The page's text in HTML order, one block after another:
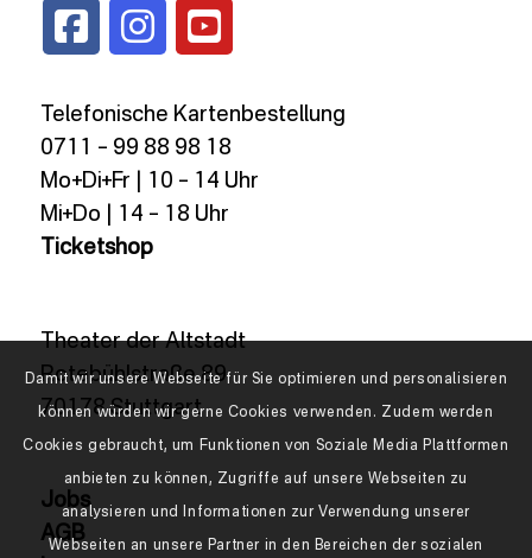
Telefonische Kartenbestellung
0711 – 99 88 98 18
Mo+Di+Fr | 10 – 14 Uhr
Mi+Do | 14 – 18 Uhr
Ticketshop
Theater der Altstadt
Rotebühlstraße 89
70178 Stuttgart
Jobs
AGB
Damit wir unsere Webseite für Sie optimieren und personalisieren
können würden wir gerne Cookies verwenden. Zudem werden
Cookies gebraucht, um Funktionen von Soziale Media Plattformen
anbieten zu können, Zugriffe auf unsere Webseiten zu
analysieren und Informationen zur Verwendung unserer
Webseiten an unsere Partner in den Bereichen der sozialen